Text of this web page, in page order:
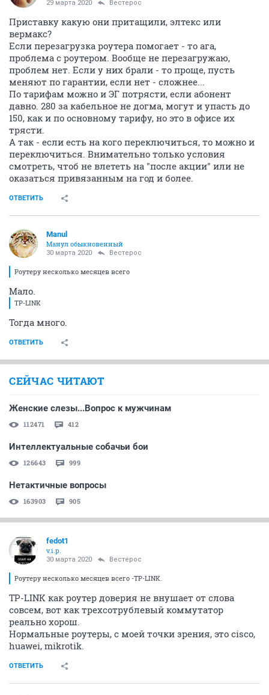
29 марта 2020 Вестерос
Приставку какую они притащили, элтекс или
вермакс?
Если перезагрузка роутера помогает - то ага,
проблема с роутером. Вообще не перезагружаю,
проблем нет. Если у них брали - то проще, пусть
меняют по гарантии, если нет - сложнее...
По тарифам можно и ЭГ потрясти, если абонент
давно. 280 за кабельное не догма, могут и упасть до
150, как и по основному тарифу, но это в офисе их
трясти.
А так - если есть на кого переключиться, то можно и
переключиться. Внимательно только условия
смотреть, чтоб не влететь на "после акции" или не
оказаться привязанным на год и более.
ОТВЕТИТЬ
Manul
Манул обыкновенный
30 марта 2020 Вестерос
Роутеру несколько месяцев всего
Мало.
TP-LINK
Тогда много.
ОТВЕТИТЬ
СЕЙЧАС ЧИТАЮТ
Женские слезы...Вопрос к мужчинам
112471 412
Интеллектуальные собачьи бои
126643 999
Нетактичные вопросы
163903 905
fedot1
v.i.p.
30 марта 2020 Вестерос
Роутеру несколько месяцев всего -TP-LINK.
TP-LINK как роутер доверия не внушает от слова
совсем, вот как трехсотрублевый коммутатор
реально хорош.
Нормальные роутеры, с моей точки зрения, это cisco,
huawei, mikrotik.
ОТВЕТИТЬ